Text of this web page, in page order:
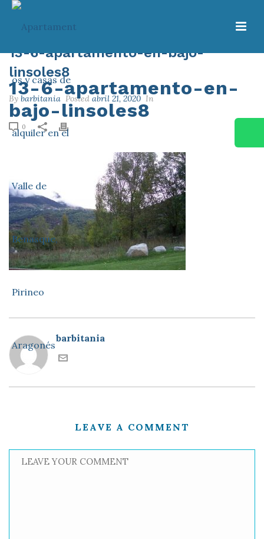
13-6-apartamento-en-
bajo-linsoles8
HOME
13-6-apartamento-en-bajo-
linsoles8
By barbitania Posted abril 21, 2020 In
0
barbitania
LEAVE A COMMENT